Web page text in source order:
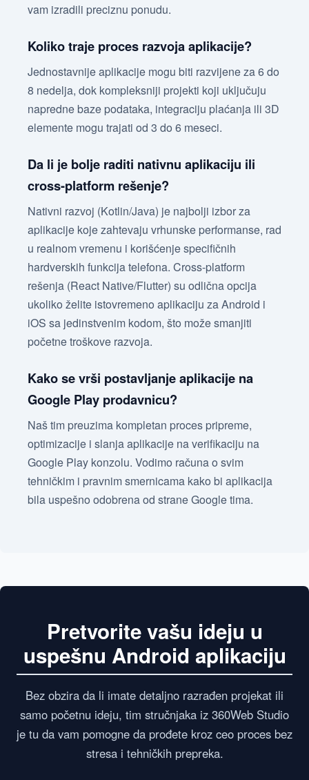
vam izradili preciznu ponudu.
Koliko traje proces razvoja aplikacije?
Jednostavnije aplikacije mogu biti razvijene za 6 do
8 nedelja, dok kompleksniji projekti koji uključuju
napredne baze podataka, integraciju plaćanja ili 3D
elemente mogu trajati od 3 do 6 meseci.
Da li je bolje raditi nativnu aplikaciju ili
cross-platform rešenje?
Nativni razvoj (Kotlin/Java) je najbolji izbor za
aplikacije koje zahtevaju vrhunske performanse, rad
u realnom vremenu i korišćenje specifičnih
hardverskih funkcija telefona. Cross-platform
rešenja (React Native/Flutter) su odlična opcija
ukoliko želite istovremeno aplikaciju za Android i
iOS sa jedinstvenim kodom, što može smanjiti
početne troškove razvoja.
Kako se vrši postavljanje aplikacije na
Google Play prodavnicu?
Naš tim preuzima kompletan proces pripreme,
optimizacije i slanja aplikacije na verifikaciju na
Google Play konzolu. Vodimo računa o svim
tehničkim i pravnim smernicama kako bi aplikacija
bila uspešno odobrena od strane Google tima.
Pretvorite vašu ideju u
uspešnu Android aplikaciju
Bez obzira da li imate detaljno razrađen projekat ili
samo početnu ideju, tim stručnjaka iz 360Web Studio
je tu da vam pomogne da prođete kroz ceo proces bez
stresa i tehničkih prepreka.